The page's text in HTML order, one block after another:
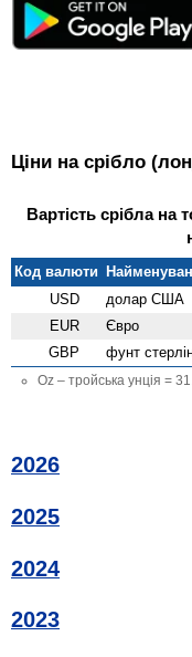
Ціни на срібло
Вартість срібла на
Код валюти
USD
долар США
EUR Євро
GBP фунт
Oz – тройська унція =
2026
2025
2024
2023